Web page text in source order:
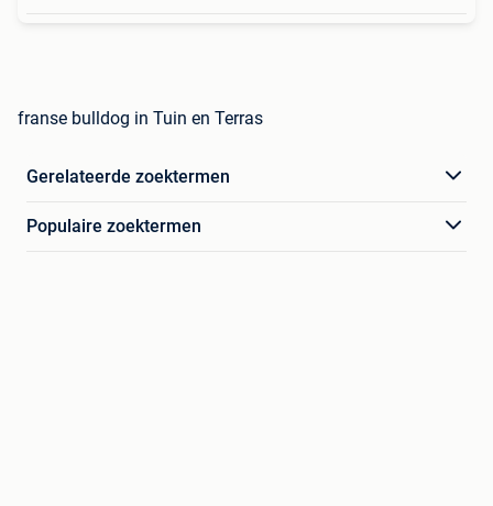
franse bulldog in Tuin en Terras
Gerelateerde zoektermen
Populaire zoektermen